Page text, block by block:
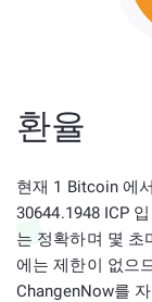
환율
현재 1 Bitcoin 에
30644.1948 ICP
는 정확하며 몇 초
에는 제한이 없으
ChangenNow를